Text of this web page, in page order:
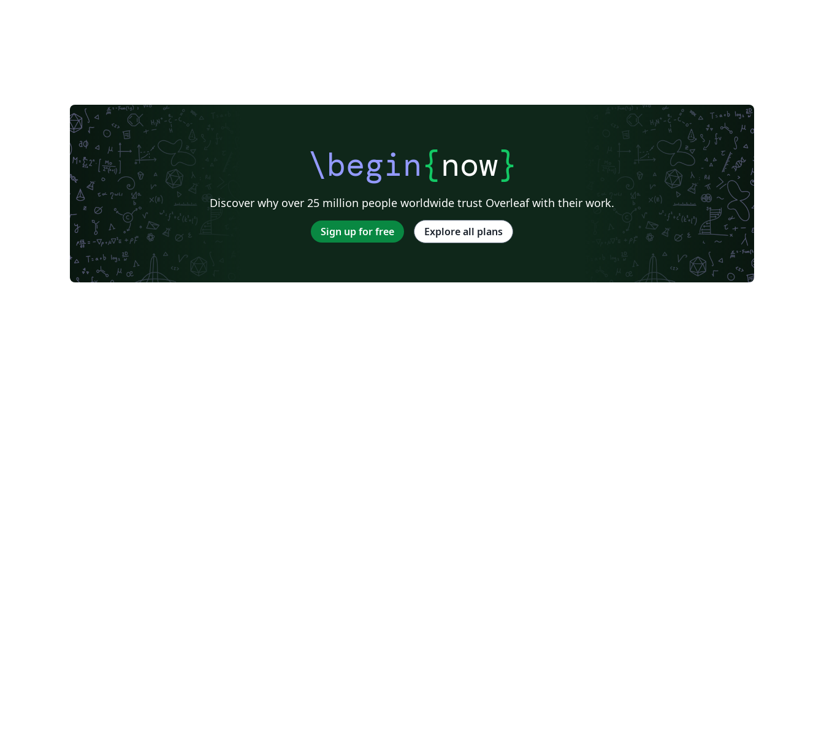
\begin{now}
Discover why over 25 million people worldwide trust Overleaf with their work.
Sign up for free Explore all plans